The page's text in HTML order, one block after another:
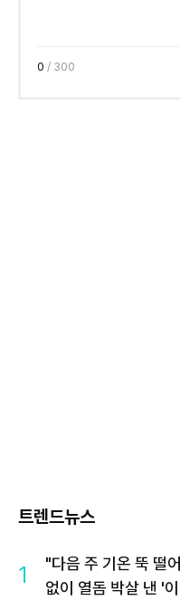
0 / 300
트렌드뉴스
1
"다음 주 기온 뚝 떨
없이 열돔 박살 낸 '